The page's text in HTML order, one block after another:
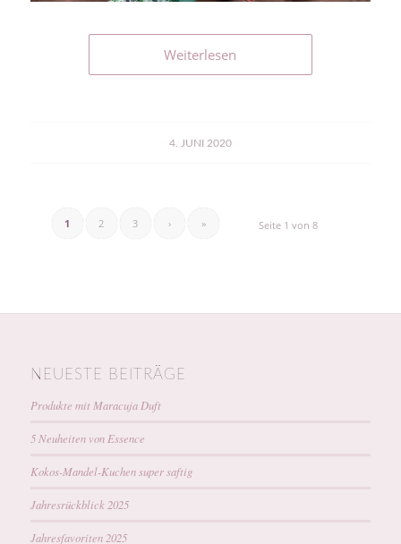
Weiterlesen
4. JUNI 2020
Seite 1 von 8
1 2 3 › »
NEUESTE BEITRÄGE
Produkte mit Maracuja Duft
5 Neuheiten von Essence
Kokos-Mandel-Kuchen super saftig
Jahresrückblick 2025
Jahresfavoriten 2025